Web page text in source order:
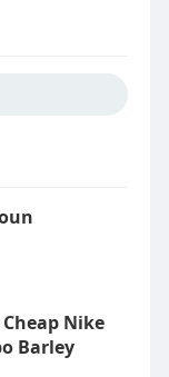
Nike
Barley